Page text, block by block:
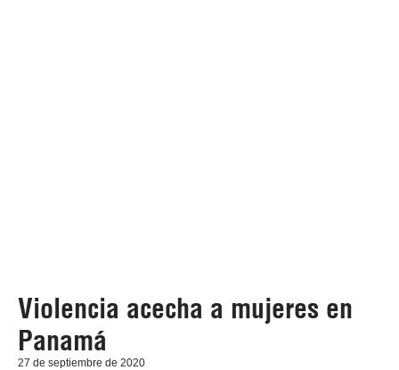
Violencia acecha a mujeres en
Panamá
27 de septiembre de 2020